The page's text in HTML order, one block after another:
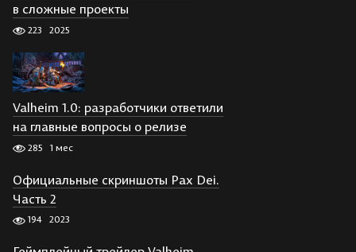
в сложные проекты
223 2025
Valheim 1.0: разработчики ответили
на главные вопросы о релизе
285 1 мес
Официальные скриншоты Pax Dei.
Часть 2
194 2023